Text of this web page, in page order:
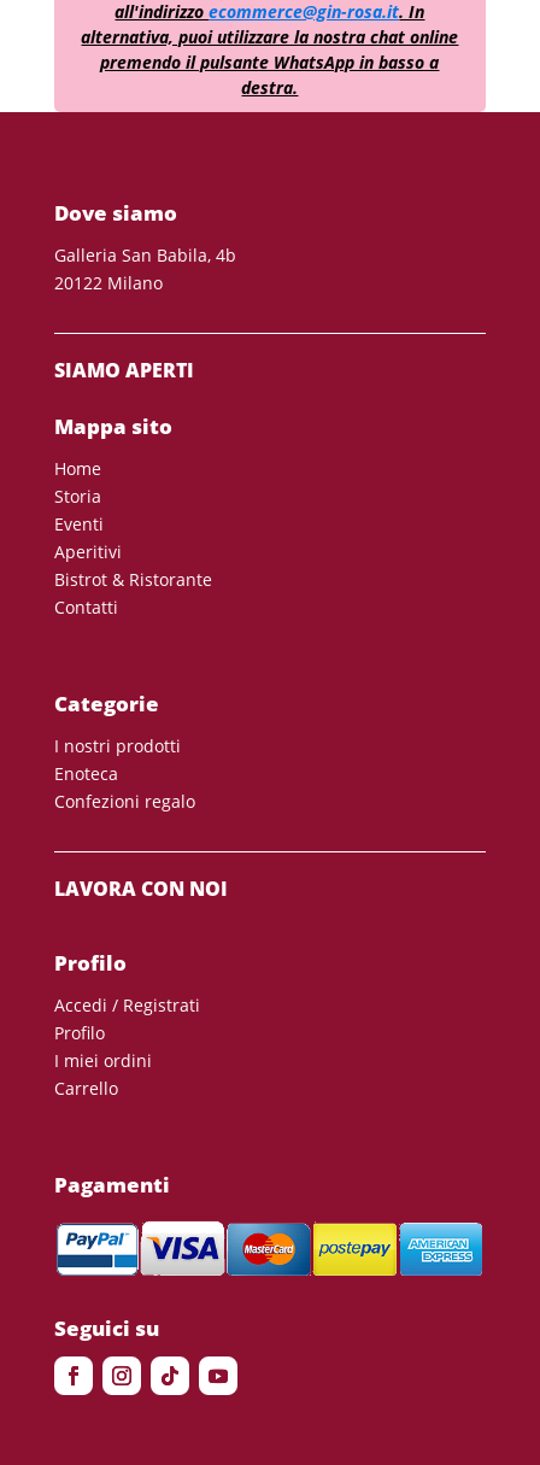
all'indirizzoecommerce@gin-rosa.it. In
alternativa, puoi utilizzare la nostra chat online
premendo il pulsante WhatsApp in basso a
destra.
Dove siamo
Galleria San Babila, 4b
20122 Milano
SIAMO APERTI
Mappa sito
Home
Storia
Eventi
Aperitivi
Bistrot & Ristorante
Contatti
Categorie
I nostri prodotti
Enoteca
Confezioni regalo
LAVORA CON NOI
Profilo
Accedi / Registrati
Profilo
I miei ordini
Carrello
Pagamenti
Seguici su